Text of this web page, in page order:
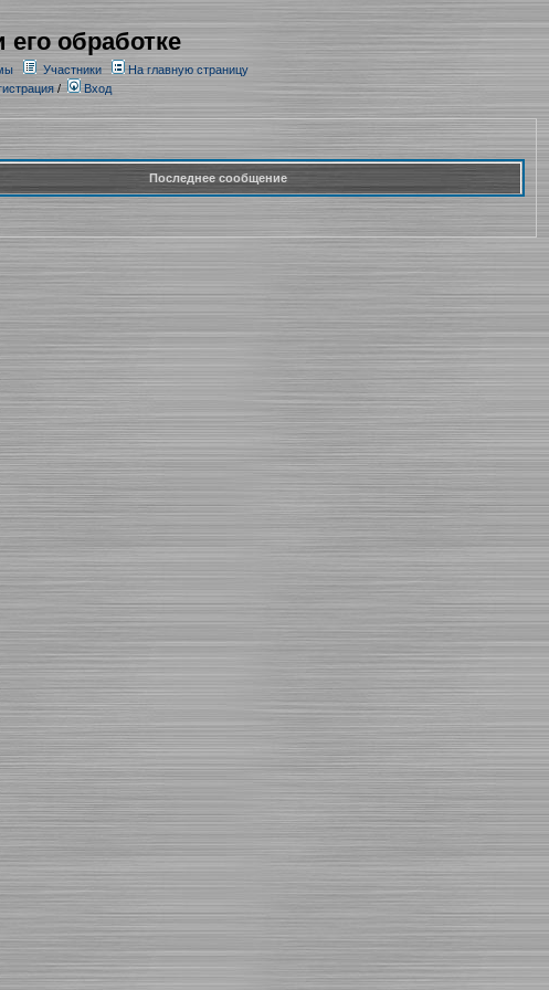
обработке
Участники
На главную страницу
/ Вход
Последнее сообщение